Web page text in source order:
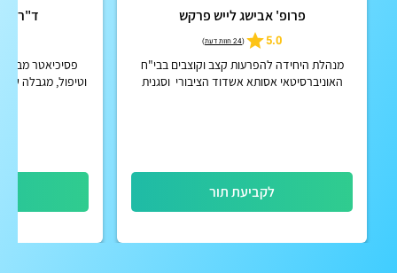
פרופ' אבישג לייש פרקש
5.0
(24 חוות דעת )
מנהלת היחידה להפרעות קצב וקוצבים בבי"ח
האוניברסיטאי אסותא אשדוד הציבורי וסגנית
לקביעת תור
ד"ר
פסיכיאטר